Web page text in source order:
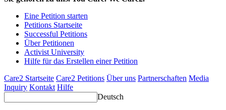
Eine Petition starten
Petitions Startseite
Successful Petitions
Über Petitionen
Activist University
Hilfe für das Erstellen einer Petition
Care2 Startseite Care2 Petitions Über uns Partnerschaften Media
Inquiry Kontakt Hilfe
Deutsch